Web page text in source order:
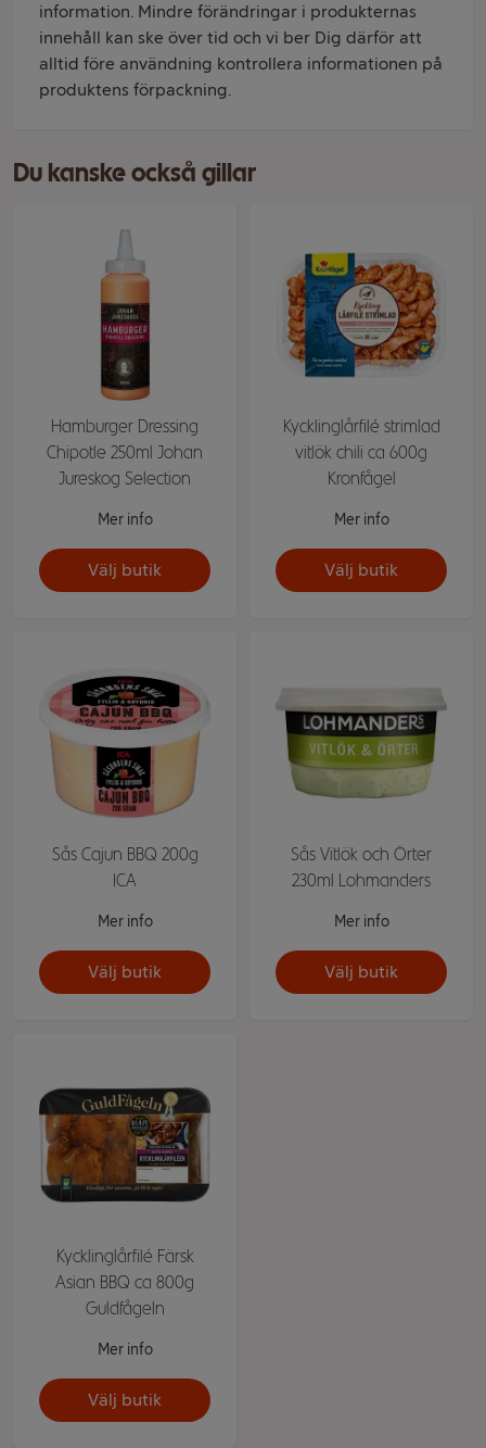
information. Mindre förändringar i produkternas
innehåll kan ske över tid och vi ber Dig därför att
alltid före användning kontrollera informationen på
produktens förpackning.
Du kanske också gillar
Hamburger Dressing
Chipotle 250ml Johan
Jureskog Selection
Mer info
Välj butik
Kycklinglårfilé strimlad
vitlök chili ca 600g
Kronfågel
Mer info
Välj butik
Sås Cajun BBQ 200g
ICA
Mer info
Välj butik
Sås Vitlök och Örter
230ml Lohmanders
Mer info
Välj butik
Kycklinglårfilé Färsk
Asian BBQ ca 800g
Guldfågeln
Mer info
Välj butik